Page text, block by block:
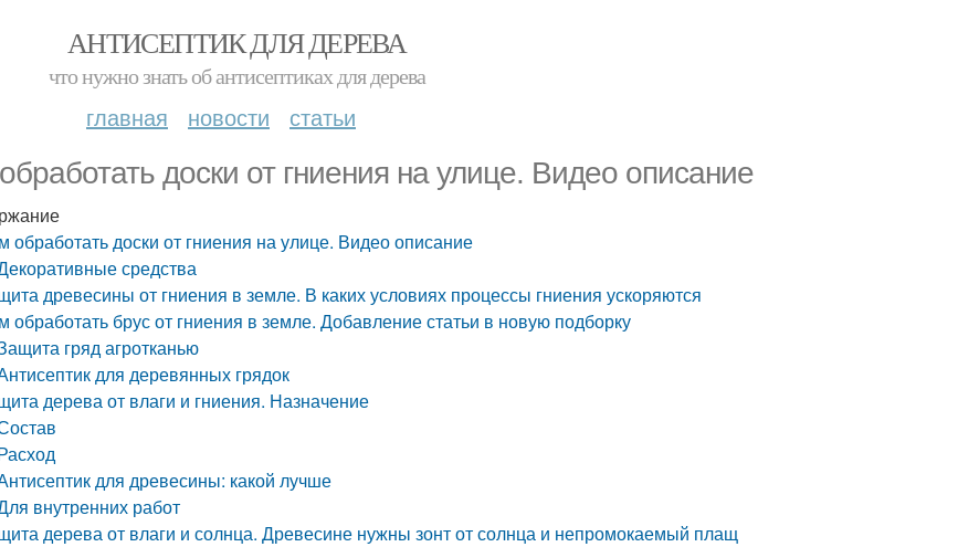
АНТИСЕПТИК ДЛЯ ДЕРЕВА
что нужно знать об антисептиках для дерева
главная новости статьи
доски от гниения на улице. Видео описание
обработать доски от гниения на улице. Видео описание
средства
древесины от гниения в земле. В каких условиях процессы гниения ускоряются
обработать брус от гниения в земле. Добавление статьи в новую подборку
гряд агротканью
для деревянных грядок
дерева от влаги и гниения. Назначение
для древесины: какой лучше
внутренних работ
дерева от влаги и солнца. Древесине нужны зонт от солнца и непромокаемый плащ